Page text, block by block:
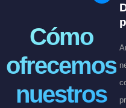
Cómo
ofrecemos
nuestros